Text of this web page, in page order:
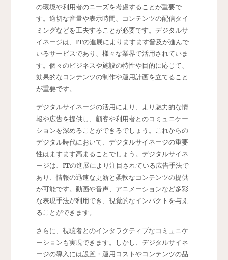
の環境や利用者のニーズを考慮することが重要で
す。適切な音量や表示時間、コンテンツの配信タイ
ミングなどを工夫することが必要です。デジタルサ
イネージは、ITの進展によりますます普及が進んで
いるサービスであり、様々な業界で活用されていま
す。個々のビジネスや施設の特性や目的に応じて、
効果的なコンテンツの制作や運用計画を立てること
が重要です。
デジタルサイネージの活用により、より魅力的な情
報や広告を提供し、顧客や利用者とのコミュニケー
ションを深めることができるでしょう。これからの
デジタル時代において、デジタルサイネージの重要
性はますます高まることでしょう。デジタルサイネ
ージは、ITの進展により注目されている広告手法で
あり、情報の迅速な更新と柔軟なコンテンツの提供
が可能です。動画や音声、アニメーションなど多彩
な表現手法が利用でき、視覚的なインパクトを与え
ることができます。
さらに、視聴者とのインタラクティブなコミュニケ
ーションも実現できます。しかし、デジタルサイネ
ージの導入には設置・運用コストやコンテンツの品